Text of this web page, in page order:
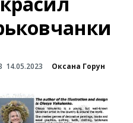
14.05.2023 Оксана Горун